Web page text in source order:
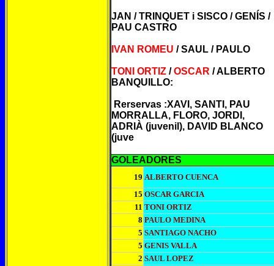
JAN / TRINQUET i SISCO / GENÍS /
PAU CASTRO
IVAN ROMEU / SAUL / PAULO
TONI ORTIZ /OSCAR / ALBERTO
BANQUILLO:
Rerservas :XAVI, SANTI, PAU
MORRALLA, FLORO, JORDI,
ADRIÀ (juvenil), DAVID BLANCO
(juve
GOLEADORES
19 ALBERTO CUENCA
15 OSCAR GARCIA
11 TONI ORTIZ
8 PAULO MEDINA
5 SANTIAGO NACHO
5 GENIS VALLA
2 SAUL LOPEZ